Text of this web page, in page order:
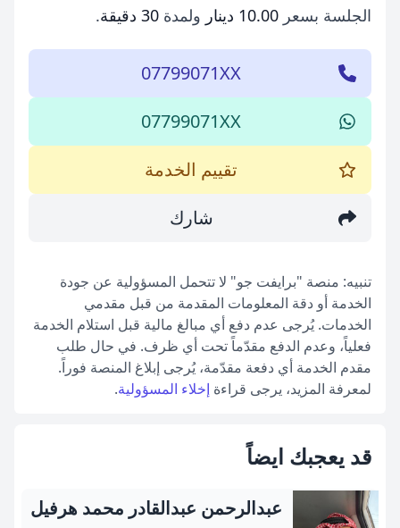
الجلسة بسعر 10.00 دينار ولمدة 30 دقيقة .
07799071XX
07799071XX
تقييم الخدمة
شارك
تنبيه: منصة "برايفت جو" لا تتحمل المسؤولية عن جودة
الخدمة أو دقة المعلومات المقدمة من قبل مقدمي
الخدمات. يُرجى عدم دفع أي مبالغ مالية قبل استلام الخدمة
فعلياً، وعدم الدفع مقدّماً تحت أي ظرف. في حال طلب
مقدم الخدمة أي دفعة مقدّمة، يُرجى إبلاغ المنصة فوراً.
لمعرفة المزيد، يرجى قراءة إخلاء المسؤولية.
قد يعجبك ايضاً
عبدالرحمن عبدالقادر محمد هرفيل